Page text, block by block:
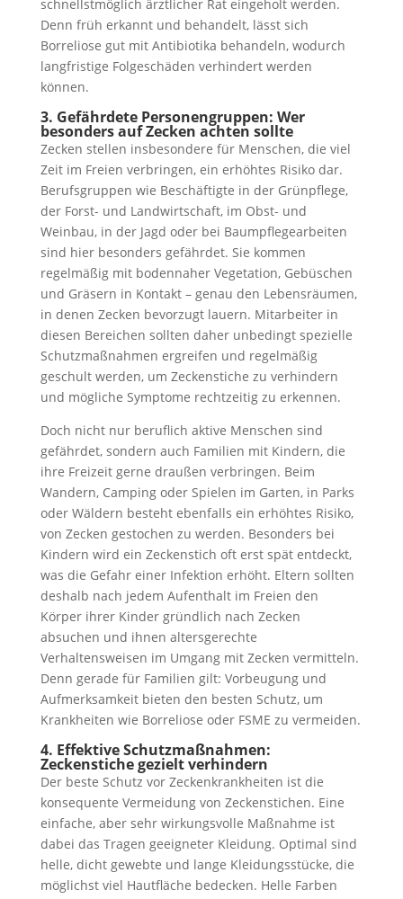
schnellstmöglich ärztlicher Rat eingeholt werden.
Denn früh erkannt und behandelt, lässt sich
Borreliose gut mit Antibiotika behandeln, wodurch
langfristige Folgeschäden verhindert werden
können.
3. Gefährdete Personengruppen: Wer
besonders auf Zecken achten sollte
Zecken stellen insbesondere für Menschen, die viel
Zeit im Freien verbringen, ein erhöhtes Risiko dar.
Berufsgruppen wie Beschäftigte in der Grünpflege,
der Forst- und Landwirtschaft, im Obst- und
Weinbau, in der Jagd oder bei Baumpflegearbeiten
sind hier besonders gefährdet. Sie kommen
regelmäßig mit bodennaher Vegetation, Gebüschen
und Gräsern in Kontakt – genau den Lebensräumen,
in denen Zecken bevorzugt lauern. Mitarbeiter in
diesen Bereichen sollten daher unbedingt spezielle
Schutzmaßnahmen ergreifen und regelmäßig
geschult werden, um Zeckenstiche zu verhindern
und mögliche Symptome rechtzeitig zu erkennen.
Doch nicht nur beruflich aktive Menschen sind
gefährdet, sondern auch Familien mit Kindern, die
ihre Freizeit gerne draußen verbringen. Beim
Wandern, Camping oder Spielen im Garten, in Parks
oder Wäldern besteht ebenfalls ein erhöhtes Risiko,
von Zecken gestochen zu werden. Besonders bei
Kindern wird ein Zeckenstich oft erst spät entdeckt,
was die Gefahr einer Infektion erhöht. Eltern sollten
deshalb nach jedem Aufenthalt im Freien den
Körper ihrer Kinder gründlich nach Zecken
absuchen und ihnen altersgerechte
Verhaltensweisen im Umgang mit Zecken vermitteln.
Denn gerade für Familien gilt: Vorbeugung und
Aufmerksamkeit bieten den besten Schutz, um
Krankheiten wie Borreliose oder FSME zu vermeiden.
4. Effektive Schutzmaßnahmen:
Zeckenstiche gezielt verhindern
Der beste Schutz vor Zeckenkrankheiten ist die
konsequente Vermeidung von Zeckenstichen. Eine
einfache, aber sehr wirkungsvolle Maßnahme ist
dabei das Tragen geeigneter Kleidung. Optimal sind
helle, dicht gewebte und lange Kleidungsstücke, die
möglichst viel Hautfläche bedecken. Helle Farben